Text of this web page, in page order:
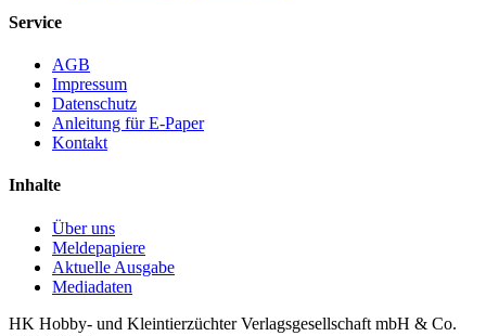
Service
AGB
Impressum
Datenschutz
Anleitung für E-Paper
Kontakt
Inhalte
Über uns
Meldepapiere
Aktuelle Ausgabe
Mediadaten
HK Hobby- und Kleintierzüchter Verlagsgesellschaft mbH & Co.